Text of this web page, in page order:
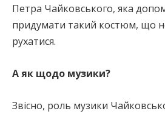
Петра Чайковського, яка
придумати такий костюм, що
рухатися.
А як щодо музики?
Звісно, роль музики